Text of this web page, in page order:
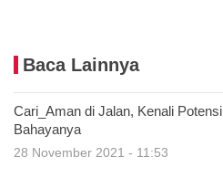
Baca Lainnya
Cari_Aman di Jalan, Kenali Potensi
Bahayanya
28 November 2021 - 11:53